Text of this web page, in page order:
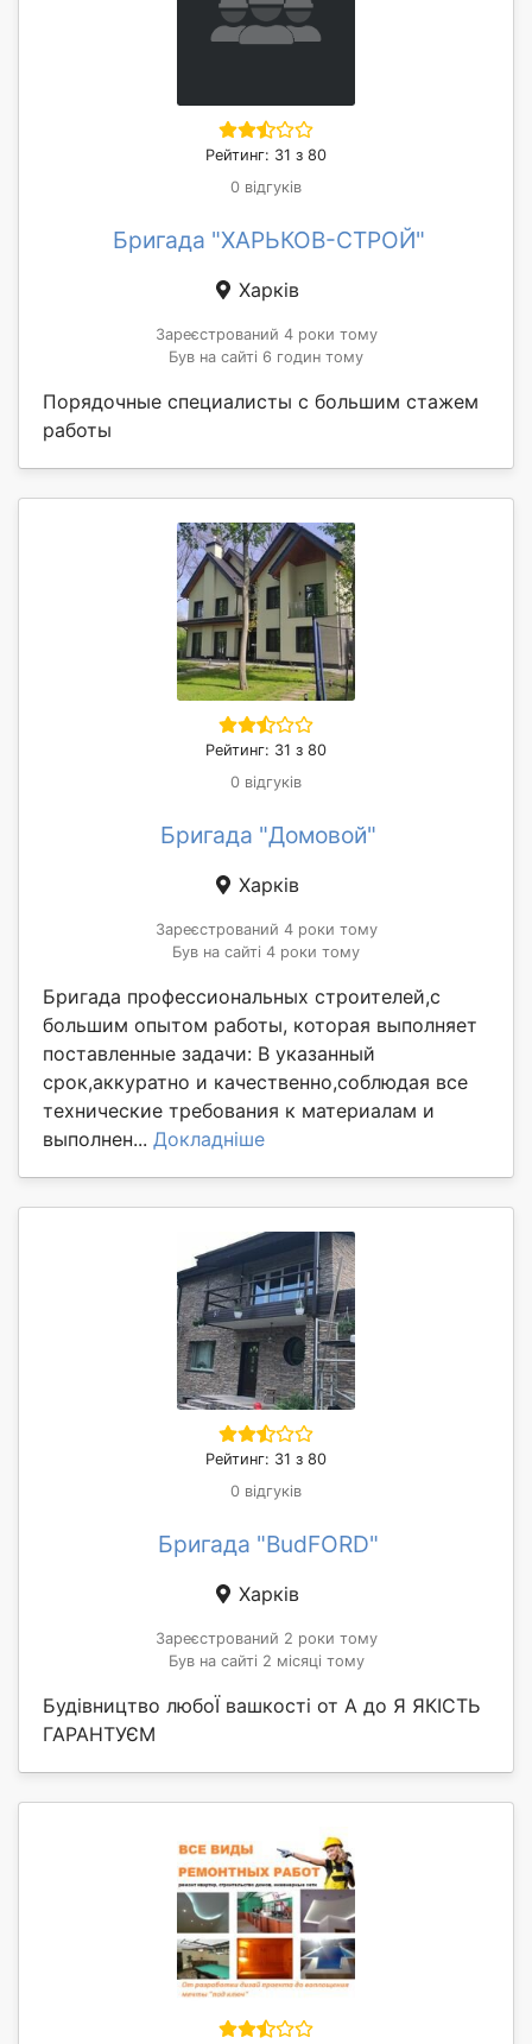
Рейтинг: 31 з 80
0 відгуків
Бригада "ХАРЬКОВ-СТРОЙ"
Харків
Зареєстрований 4 роки тому
Був на сайті 6 годин тому
Порядочные специалисты с большим стажем
работы
Рейтинг: 31 з 80
0 відгуків
Бригада "Домовой"
Харків
Зареєстрований 4 роки тому
Був на сайті 4 роки тому
Бригада профессиональных строителей,с
большим опытом работы, которая выполняет
поставленные задачи: В указанный
срок,аккуратно и качественно,соблюдая все
технические требования к материалам и
выполнен... Докладніше
Рейтинг: 31 з 80
0 відгуків
Бригада "BudFORD"
Харків
Зареєстрований 2 роки тому
Був на сайті 2 місяці тому
Будівництво любоЇ вашкості от А до Я ЯКІСТЬ
ГАРАНТУЄМ